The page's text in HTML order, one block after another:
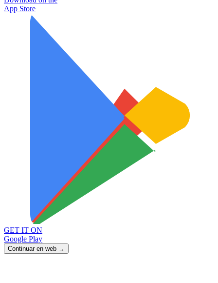
App Store
GET IT ON
Google Play
Continuar en web →